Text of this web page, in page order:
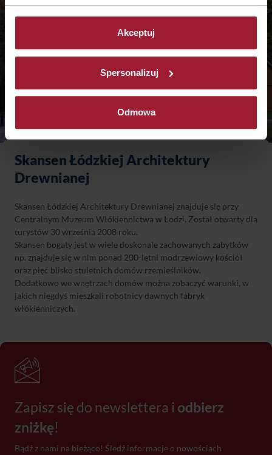
Akceptuj
Spersonalizuj
Odmowa
Skansen Łódzkiej Architektury
Drewnianej
Skansen Łódzkiej Architektury Drewnianej znajduje się przy
Centralnym Muzeum Włókiennictwa w Łodzi. Został otwarty dla
turystów 30 września 2008 roku.
Skansen bogaty jest w wiele doskonale zachowanych zabytków
np. znajduje się w nim ponad 200-letni modrzewiowy kościół
oraz pięć blisko stuletnich domów rzemieślników.
Dodatkowo we wnętrzach domów można zobaczyć warunki, w
jakich niegdyś mieszkali robotnicy dawnych fabryk
włókienniczych.
Zapisz się do newslettera i odbierz
zniżkę!
Bądź z nami na bieżąco! Śledź informacje o nowościach